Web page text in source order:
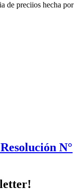
de preciios hecha por
N°